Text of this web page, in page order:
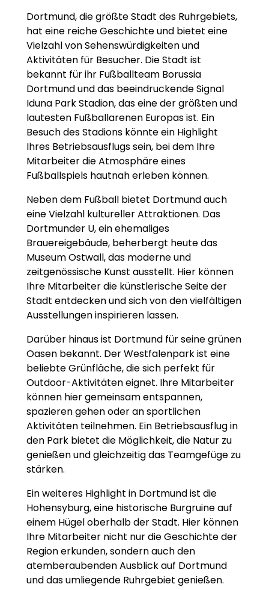
Dortmund, die größte Stadt des Ruhrgebiets,
hat eine reiche Geschichte und bietet eine
Vielzahl von Sehenswürdigkeiten und
Aktivitäten für Besucher. Die Stadt ist
bekannt für ihr Fußballteam Borussia
Dortmund und das beeindruckende Signal
Iduna Park Stadion, das eine der größten und
lautesten Fußballarenen Europas ist. Ein
Besuch des Stadions könnte ein Highlight
Ihres Betriebsausflugs sein, bei dem Ihre
Mitarbeiter die Atmosphäre eines
Fußballspiels hautnah erleben können.
Neben dem Fußball bietet Dortmund auch
eine Vielzahl kultureller Attraktionen. Das
Dortmunder U, ein ehemaliges
Brauereigebäude, beherbergt heute das
Museum Ostwall, das moderne und
zeitgenössische Kunst ausstellt. Hier können
Ihre Mitarbeiter die künstlerische Seite der
Stadt entdecken und sich von den vielfältigen
Ausstellungen inspirieren lassen.
Darüber hinaus ist Dortmund für seine grünen
Oasen bekannt. Der Westfalenpark ist eine
beliebte Grünfläche, die sich perfekt für
Outdoor-Aktivitäten eignet. Ihre Mitarbeiter
können hier gemeinsam entspannen,
spazieren gehen oder an sportlichen
Aktivitäten teilnehmen. Ein Betriebsausflug in
den Park bietet die Möglichkeit, die Natur zu
genießen und gleichzeitig das Teamgefüge zu
stärken.
Ein weiteres Highlight in Dortmund ist die
Hohensyburg, eine historische Burgruine auf
einem Hügel oberhalb der Stadt. Hier können
Ihre Mitarbeiter nicht nur die Geschichte der
Region erkunden, sondern auch den
atemberaubenden Ausblick auf Dortmund
und das umliegende Ruhrgebiet genießen.